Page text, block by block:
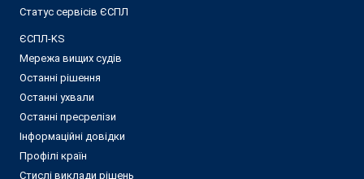
Статус сервісів ЄСПЛ
ЄСПЛ-KS
Мережа вищих судів
Останні рішення
Останні ухвали
Останні пресрелізи
Інформаційні довідки
Профілі країн
Стислі виклади рішень